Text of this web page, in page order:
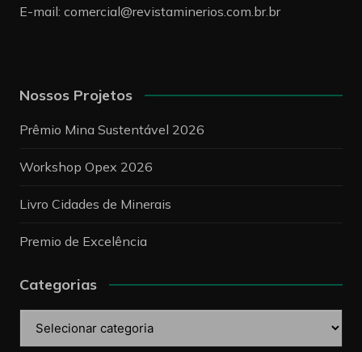
E-mail: comercial@revistaminerios.com.br.br
Nossos Projetos
Prêmio Mina Sustentável 2026
Workshop Opex 2026
Livro Cidades de Minerais
Premio de Excelência
Categorias